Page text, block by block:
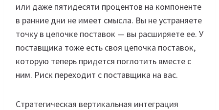
или даже пятидесяти процентов на компоненте
в ранние дни не имеет смысла. Вы не устраняете
точку в цепочке поставок — вы расширяете ее. У
поставщика тоже есть своя цепочка поставок,
которую теперь придется поглотить вместе с
ним. Риск переходит с поставщика на вас.
Стратегическая вертикальная интеграция